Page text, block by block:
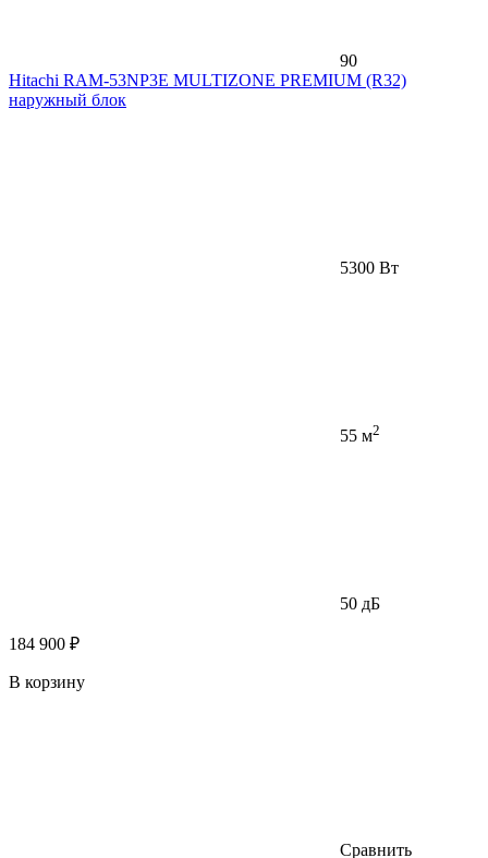
90
Hitachi RAM-53NP3E MULTIZONE PREMIUM (R32)
наружный блок
5300 Вт
55 м2
50 дБ
184 900 ₽
В корзину
Сравнить